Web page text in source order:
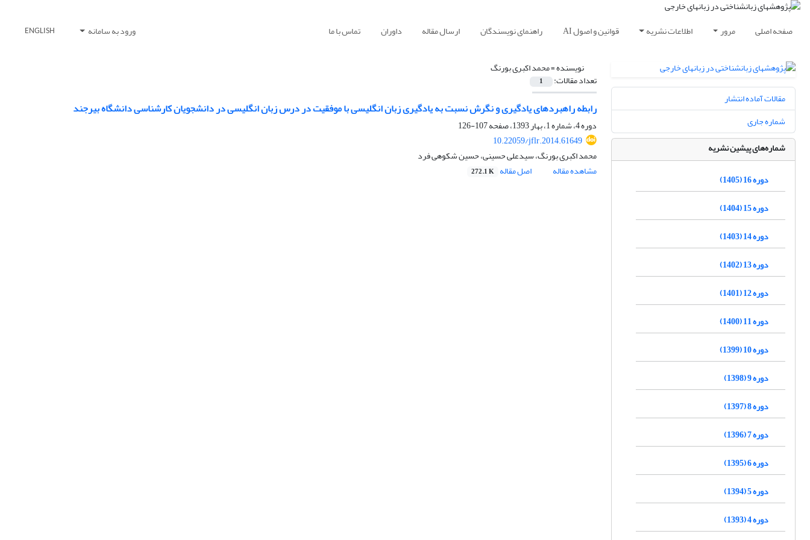
صفحه اصلی مرور اطلاعات نشریه قوانین و اصول AI راهنمای نویسندگان ارسال مقاله داوران تماس با ما ورود به سامانه ENGLISH
نویسنده =محمد اکبری بورنگ
تعداد مقالات: 1
رابطه راهبردهای یادگیری و نگرش نسبت به یادگیری زبان انگلیسی با موفقیت در درس زبان انگلیسی در دانشجویان کارشناسی دانشگاه بیرجند
دوره 4، شماره 1، بهار 1393، صفحه
107-126
10.22059/jflr.2014.61649
محمد اکبری بورنگ، سیدعلی حسینی، حسین شکوهی فرد
مشاهده مقاله
اصل مقاله 272.1 K
مقالات آماده انتشار
شماره جاری
شماره‌های پیشین نشریه
دوره 16 (1405)
دوره 15 (1404)
دوره 14 (1403)
دوره 13 (1402)
دوره 12 (1401)
دوره 11 (1400)
دوره 10 (1399)
دوره 9 (1398)
دوره 8 (1397)
دوره 7 (1396)
دوره 6 (1395)
دوره 5 (1394)
دوره 4 (1393)